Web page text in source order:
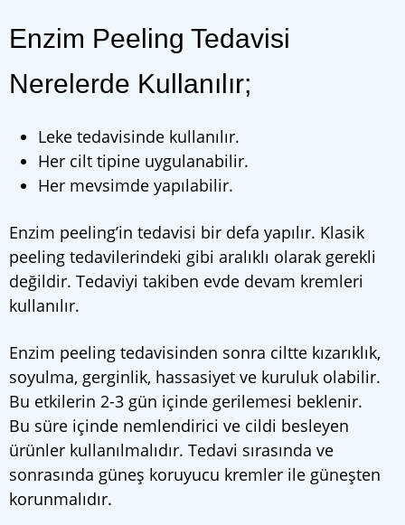
Enzim Peeling Tedavisi
Nerelerde Kullanılır;
Leke tedavisinde kullanılır.
Her cilt tipine uygulanabilir.
Her mevsimde yapılabilir.
Enzim peeling’in tedavisi bir defa yapılır. Klasik
peeling tedavilerindeki gibi aralıklı olarak gerekli
değildir. Tedaviyi takiben evde devam kremleri
kullanılır.
Enzim peeling tedavisinden sonra ciltte kızarıklık,
soyulma, gerginlik, hassasiyet ve kuruluk olabilir.
Bu etkilerin 2-3 gün içinde gerilemesi beklenir.
Bu süre içinde nemlendirici ve cildi besleyen
ürünler kullanılmalıdır. Tedavi sırasında ve
sonrasında güneş koruyucu kremler ile güneşten
korunmalıdır.